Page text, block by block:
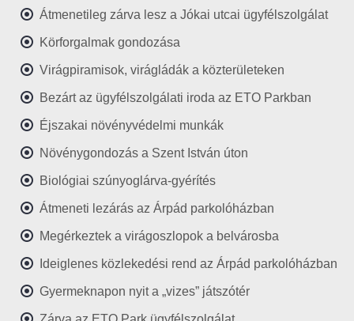
Átmenetileg zárva lesz a Jókai utcai ügyfélszolgálat
Körforgalmak gondozása
Virágpiramisok, virágládák a közterületeken
Bezárt az ügyfélszolgálati iroda az ETO Parkban
Éjszakai növényvédelmi munkák
Növénygondozás a Szent István úton
Biológiai szúnyoglárva-gyérítés
Átmeneti lezárás az Árpád parkolóházban
Megérkeztek a virágoszlopok a belvárosba
Ideiglenes közlekedési rend az Árpád parkolóházban
Gyermeknapon nyit a „vizes” játszótér